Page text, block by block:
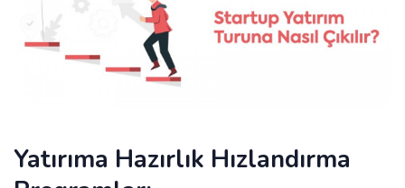
Yatırıma Hazırlık Hızlandırma